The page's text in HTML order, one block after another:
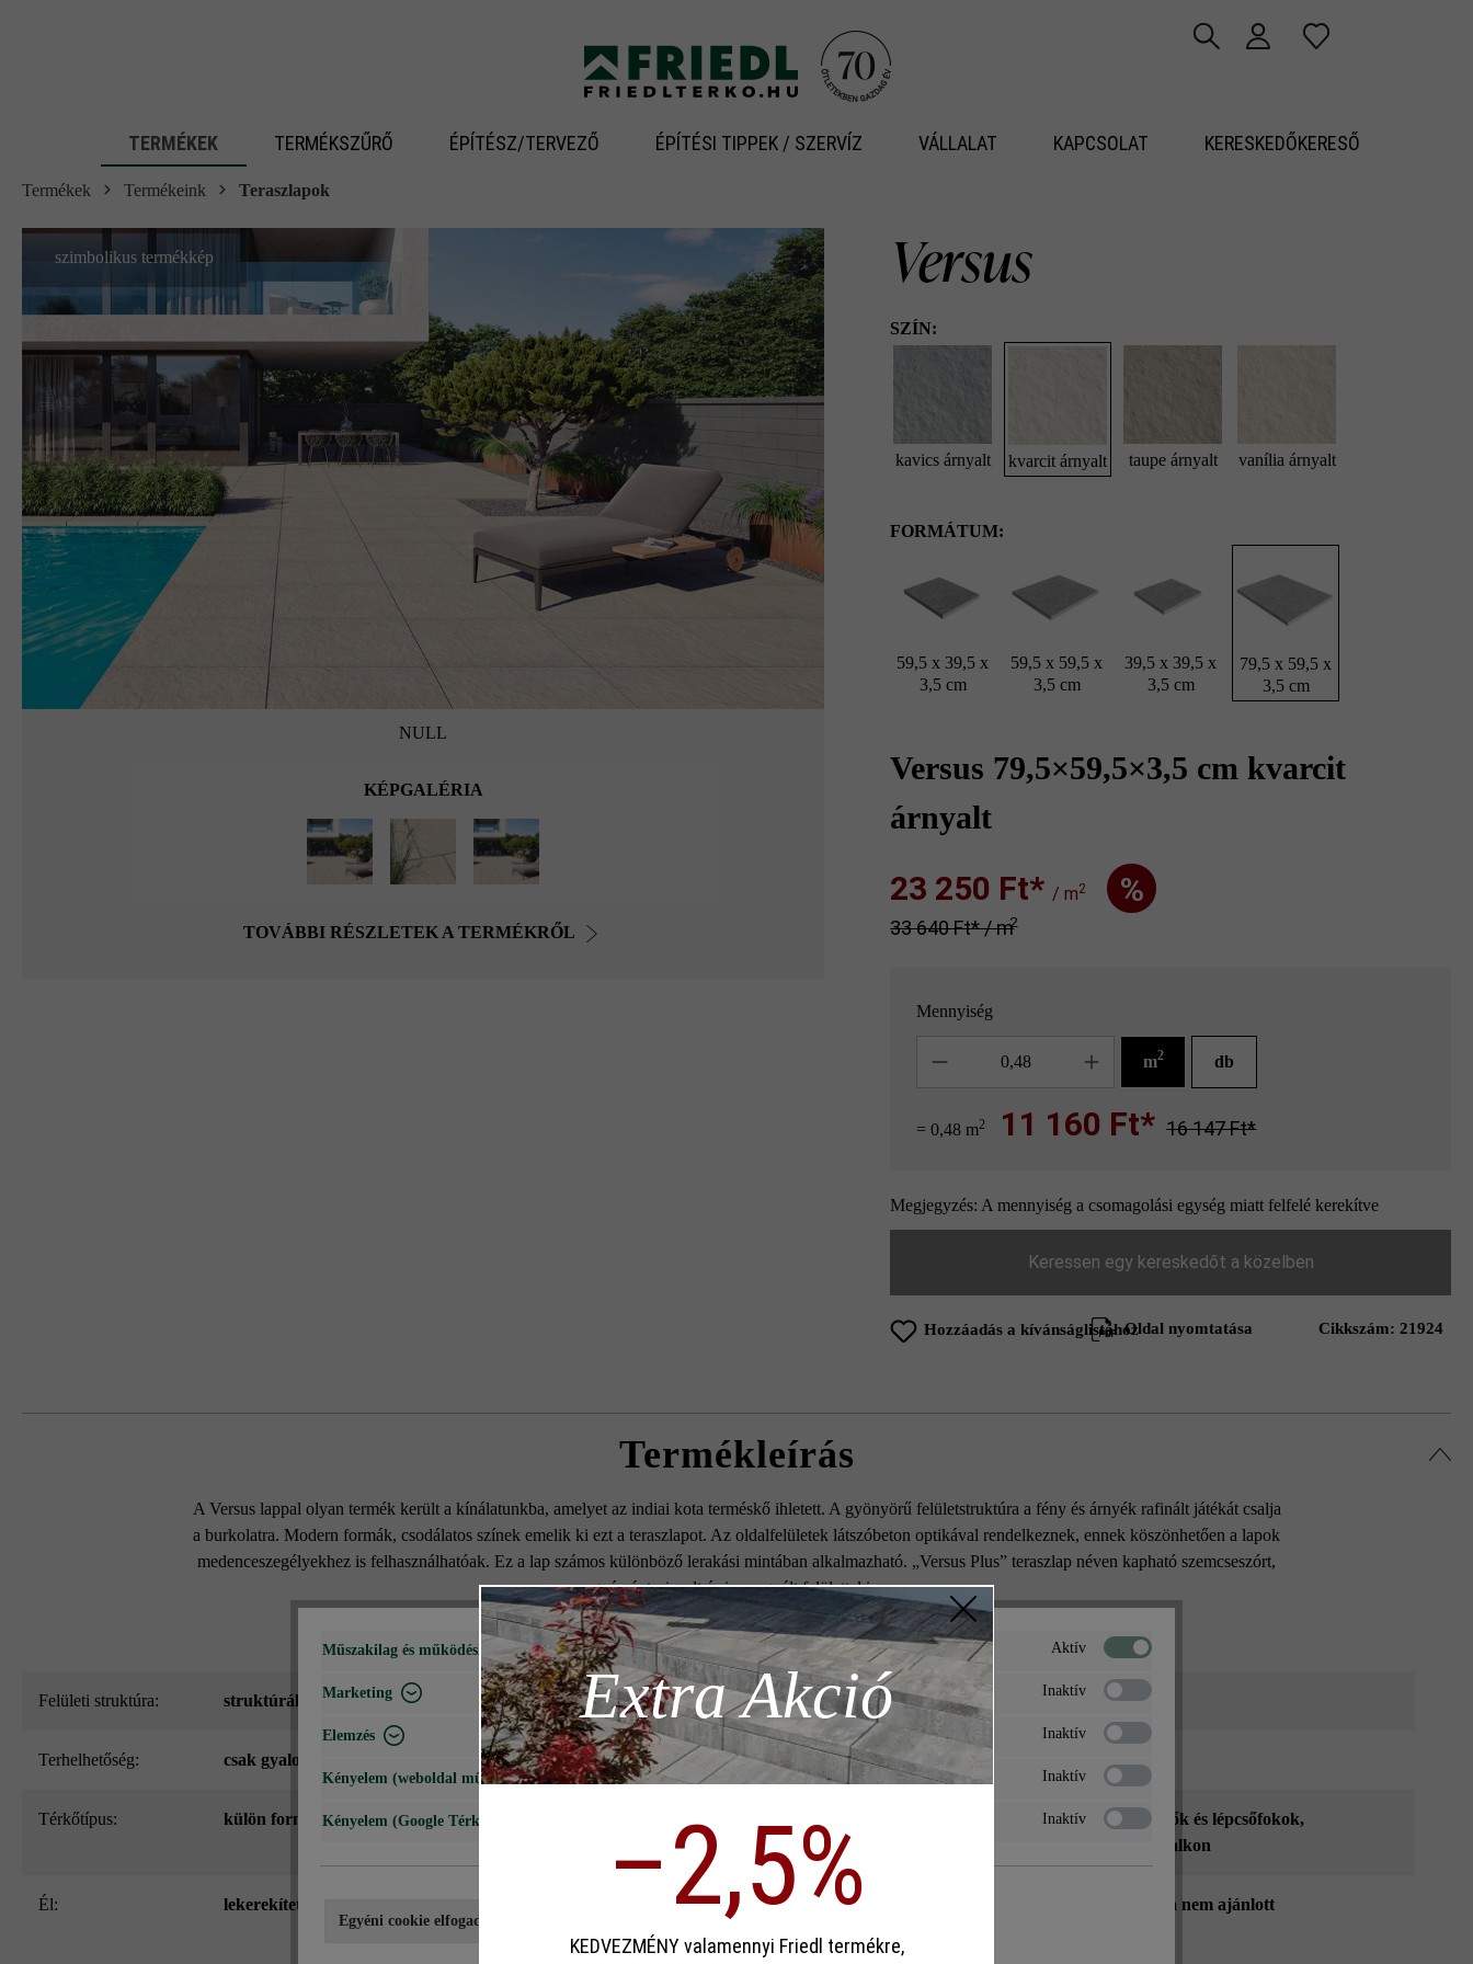
TERMÉKEK TERMÉKSZŰRŐ ÉPÍTÉSZ/TERVEZŐ ÉPÍTÉSI TIPPEK / SZERVÍZ VÁLLALAT KAPCSOLAT KERESKEDŐKERESŐ
Termékek Termékeink Teraszlapok
NULL
szimbolikus termékkép
KÉPGALÉRIA
TOVÁBBI RÉSZLETEK A TERMÉKRŐL
Versus
SZÍN:
kavics árnyalt kvarcit árnyalt taupe árnyalt vanília árnyalt
FORMÁTUM:
59,5 x 39,5 x
3,5 cm
59,5 x 59,5 x
3,5 cm
39,5 x 39,5 x
3,5 cm
79,5 x 59,5 x
3,5 cm
Versus 79,5×59,5×3,5 cm kvarcit
árnyalt
23 250 Ft‎‎‎*/ m2 %
33 640 Ft‎‎‎* / m2
Mennyiség
m2 db
= 0,48 m2 11 160 Ft* 16 147 Ft*
Megjegyzés: A mennyiség a csomagolási egység miatt felfelé kerekítve
Keressen egy kereskedőt a közelben
Hozzáadás a kívánságlistáhozOldal nyomtatása Cikkszám: 21924
Termékleírás
A Versus lappal olyan termék került a kínálatunkba, amelyet az indiai kota terméskő ihletett. A gyönyörű felületstruktúra a fény és árnyék rafinált játékát csalja
a burkolatra. Modern formák, csodálatos színek emelik ki ezt a teraszlapot. Az oldalfelületek látszóbeton optikával rendelkeznek, ennek köszönhetően a lapok
medenceszegélyekhez is felhasználhatóak. Ez a lap számos különböző lerakási mintában alkalmazható. „Versus Plus” teraszlap néven kapható szemcseszórt,
gyémántcsiszolt és impregnált felülettel is.
Felületi struktúra: struktúrált Szín: kvarcit árnyalt
Terhelhetőség: csak gyalogos közlekedésre Terméktípus: teraszlap
Térkőtípus: külön formátum bejárati területek, járdák , lépcsők és lépcsőfokok,
, terasz és balkon
él: lekerekített
Minőségi
fagyálló, olvasztószer használata nem ajánlott
Műszakilag és működéshez szükséges Aktív
Marketing Inaktív
Elemzés Inaktív
Kényelem (weboldal működése) Inaktív
Kényelem (Google Térkép) Inaktív
Egyéni cookie elfogadása
Extra Akció
–2,5%
KEDVEZMÉNY valamennyi Friedl termékre,